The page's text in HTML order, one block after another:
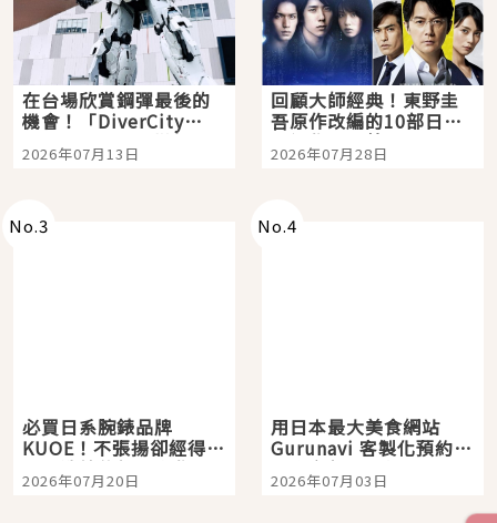
在台場欣賞鋼彈最後的
機會！「DiverCity
Tokyo Plaza」搭船、
購物、美食及夜景，一
2026年07月13日
回顧大師經典！東野圭
吾原作改編的10部日本
影視作品推薦
2026年07月28日
No.3
必買日系腕錶品牌
KUOE！不張揚卻經得起
時間洗鍊的經典之作五
選
2026年07月20日
No.4
用日本最大美食網站
Gurunavi 客製化預約九
大都市餐廳，打造專屬
美食體驗！
2026年07月03日